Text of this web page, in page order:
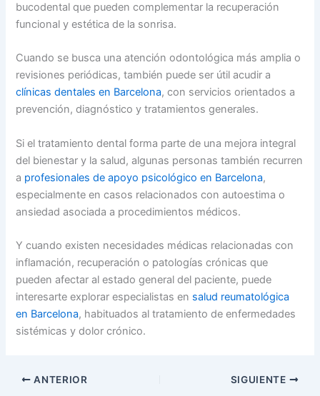
bucodental que pueden complementar la recuperación
funcional y estética de la sonrisa.
Cuando se busca una atención odontológica más amplia o
revisiones periódicas, también puede ser útil acudir a
clínicas dentales en Barcelona, con servicios orientados a
prevención, diagnóstico y tratamientos generales.
Si el tratamiento dental forma parte de una mejora integral
del bienestar y la salud, algunas personas también recurren
a profesionales de apoyo psicológico en Barcelona,
especialmente en casos relacionados con autoestima o
ansiedad asociada a procedimientos médicos.
Y cuando existen necesidades médicas relacionadas con
inflamación, recuperación o patologías crónicas que
pueden afectar al estado general del paciente, puede
interesarte explorar especialistas en salud reumatológica
en Barcelona, habituados al tratamiento de enfermedades
sistémicas y dolor crónico.
ANTERIOR SIGUIENTE